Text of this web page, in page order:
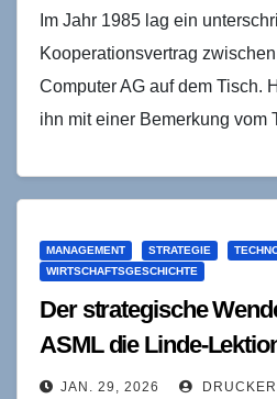
Im Jahr 1985 lag ein
Kooperationsvertrag
Computer AG auf dem Tisch.
ihn mit einer Bemerkung vom
MANAGEMENT STRATEGIE
WIRTSCHAFTSGESCHICHTE
Der strategische
ASML die Linde-
JAN. 29, 2026 DRUCKER